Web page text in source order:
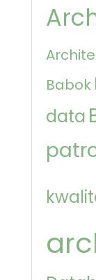
Babok
data